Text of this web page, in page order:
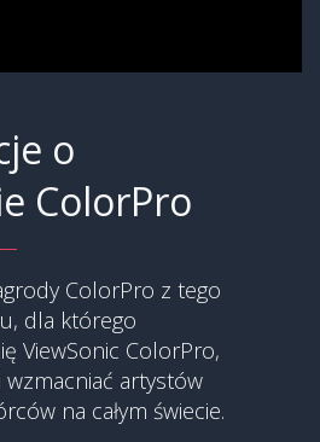
o
ColorPro
ColorPro z tego
dla którego
ViewSonic ColorPro,
wzmacniać artystów
na całym świecie.